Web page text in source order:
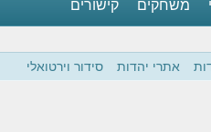
משחקים
קישורים
אתרי יהדות סידור וירטואלי